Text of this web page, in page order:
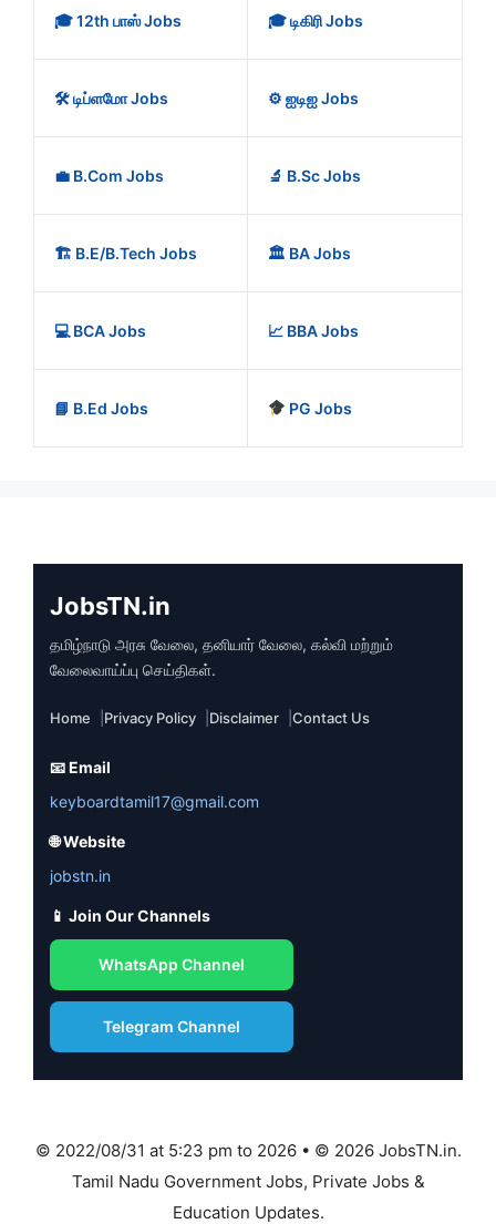
🎓 12th பாஸ் Jobs 🎓 டிகிரி Jobs
🛠️ டிப்ளமோ Jobs ⚙️ ஐடிஐ Jobs
💼 B.Com Jobs 🔬 B.Sc Jobs
🏗️ B.E/B.Tech Jobs 🏛️ BA Jobs
💻 BCA Jobs 📈 BBA Jobs
📘 B.Ed Jobs PG Jobs
JobsTN.in
தமிழ்நாடு அரசு வேலை, தனியார் வேலை, கல்வி மற்றும்
வேலைவாய்ப்பு செய்திகள்.
Home Privacy Policy Disclaimer Contact Us
📧 Email
keyboardtamil17@gmail.com
🌐 Website
jobstn.in
📱 Join Our Channels
WhatsApp Channel
Telegram Channel
© 2022/08/31 at 5:23 pm to 2026 • © 2026 JobsTN.in.
Tamil Nadu Government Jobs, Private Jobs &
Education Updates.